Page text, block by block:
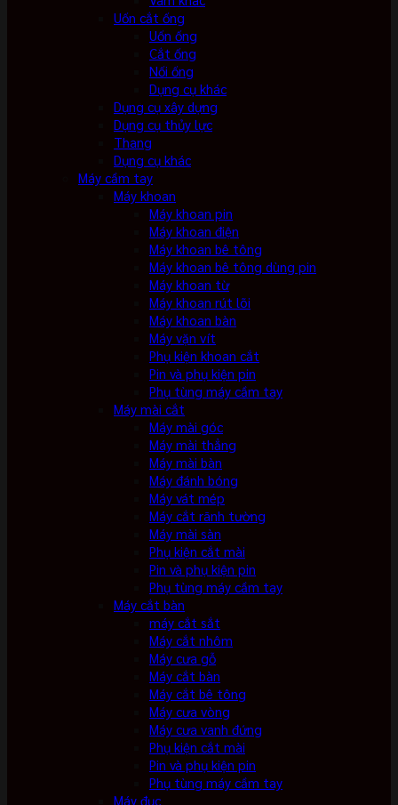
Uốn cắt ống
Uốn ống
Cắt ống
Nối ống
Dụng cụ khác
Dụng cụ xây dựng
Dụng cụ thủy lực
Thang
Dụng cụ khác
Máy cầm tay
Máy khoan
Máy khoan pin
Máy khoan điện
Máy khoan bê tông
Máy khoan bê tông dùng pin
Máy khoan từ
Máy khoan rút lõi
Máy khoan bàn
Máy vặn vít
Phụ kiện khoan cắt
Pin và phụ kiện pin
Phụ tùng máy cầm tay
Máy mài cắt
Máy mài góc
Máy mài thẳng
Máy mài bàn
Máy đánh bóng
Máy vát mép
Máy cắt rãnh tường
Máy mài sàn
Phụ kiện cắt mài
Pin và phụ kiện pin
Phụ tùng máy cầm tay
Máy cắt bàn
máy cắt sắt
Máy cắt nhôm
Máy cưa gỗ
Máy cắt bàn
Máy cắt bê tông
Máy cưa vòng
Máy cưa vanh đứng
Phụ kiện cắt mài
Pin và phụ kiện pin
Phụ tùng máy cầm tay
Máy đục